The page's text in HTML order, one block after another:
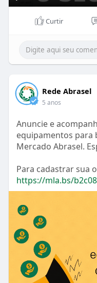
P
Curtir
Rede Abrasel
5 anos
Anuncie e
equipamentos para
Mercado Abrasel.
Para cadastrar sua
https://mla.bs/